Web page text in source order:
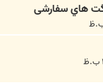
هاي سفارشی